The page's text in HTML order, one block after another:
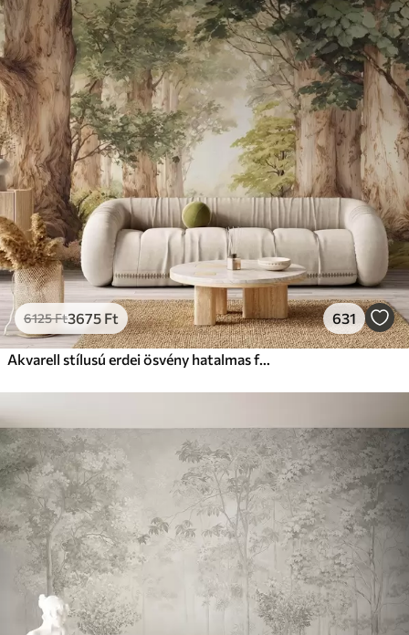
Standard
125007500Ft/m²
Prémium
158339499Ft/m²
Prémium vinil
18208 10925 Ft/m²
Peel and Stick
2266613600Ft/m²
6125Ft3675 Ft 631
Akvarell stílusú erdei ösvény hatalmas fák között